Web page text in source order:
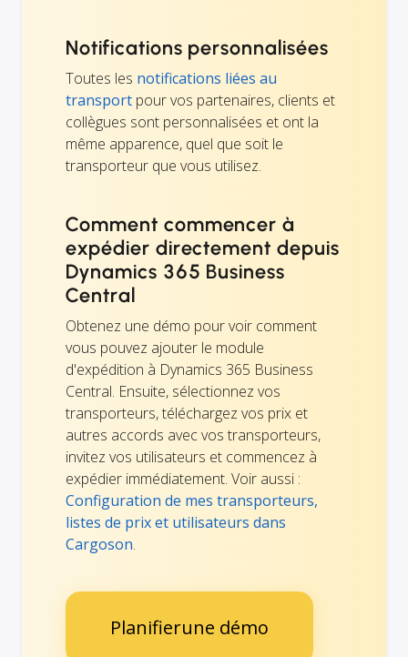
Notifications personnalisées
Toutes les notifications liées au
transport pour vos partenaires, clients et
collègues sont personnalisées et ont la
même apparence, quel que soit le
transporteur que vous utilisez.
Comment commencer à
expédier directement depuis
Dynamics 365 Business
Central
Obtenez une démo pour voir comment
vous pouvez ajouter le module
d'expédition à Dynamics 365 Business
Central. Ensuite, sélectionnez vos
transporteurs, téléchargez vos prix et
autres accords avec vos transporteurs,
invitez vos utilisateurs et commencez à
expédier immédiatement. Voir aussi :
Configuration de mes transporteurs,
listes de prix et utilisateurs dans
Cargoson.
Planifierune démo